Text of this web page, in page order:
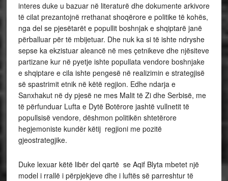
interes duke u bazuar në literaturë dhe dokumente arkivore
të cilat prezantojnë rrethanat shoqërore e politike të kohës,
nga del se pjesëtarët e popullit boshnjak e shqiptarë janë
përballuar për të mbijetuar. Dhe nuk ka si të ishte ndryshe
sepse ka ekzistuar aleancë në mes çetnikeve dhe njësiteve
partizane kur në pyetje ishte popullata vendore boshnjake
e shqiptare e cila ishte pengesë në realizimin e strategjisë
së spastrimit etnik në këtë regjion. Edhe ndarja e
Sanxhakut në dy pjesë ne mes Malit të Zi dhe Serbisë, me
të përfunduar Lufta e Dytë Botërore jashtë vullnetit të
popullsisë vendore, dëshmon politikën shtetërore
hegjemoniste kundër këtij regjioni me pozitë
gjeostrategjike.
Duke lexuar këtë libër del qartë se Aqif Blyta mbetet një
model i rrallë i përpjekjeve dhe i luftës së parreshtur të